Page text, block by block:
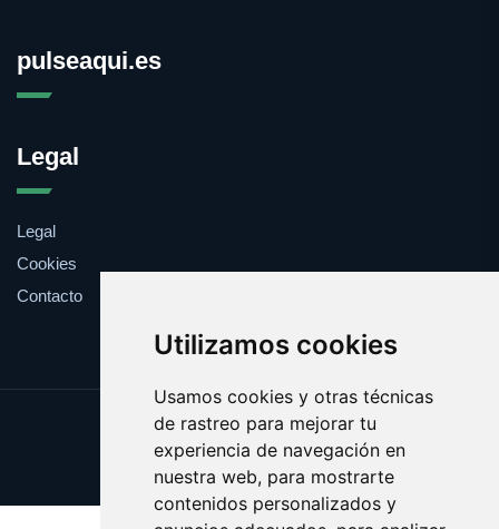
Utilizamos cookies
Usamos cookies y otras técnicas
de rastreo para mejorar tu
experiencia de navegación en
nuestra web, para mostrarte
contenidos personalizados y
pulseaqui.es
Legal
Legal
Cookies
Contacto
Update cookies preferences
Copyright © 2025 pulseaqui.es